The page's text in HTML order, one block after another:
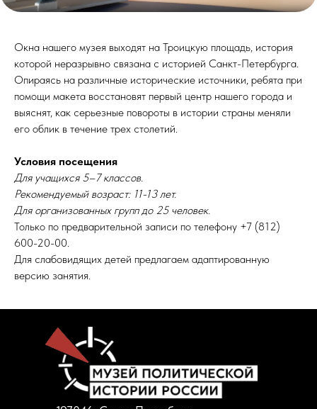
Окна нашего музея выходят на Троицкую площадь, история
которой неразрывно связана с историей Санкт-Петербурга.
Опираясь на различные исторические источники, ребята при
помощи макета восстановят первый центр нашего города и
выяснят, как серьезные повороты в истории страны меняли
его облик в течение трех столетий.
Условия посещения
Для учащихся 5–7 классов.
Рекомендуемый возраст: 11-13 лет.
Для организованных групп до 25 человек.
Только по предварительной записи по телефону +7 (812)
600-20-00.
Для слабовидящих детей предлагаем адаптированную
версию занятия.